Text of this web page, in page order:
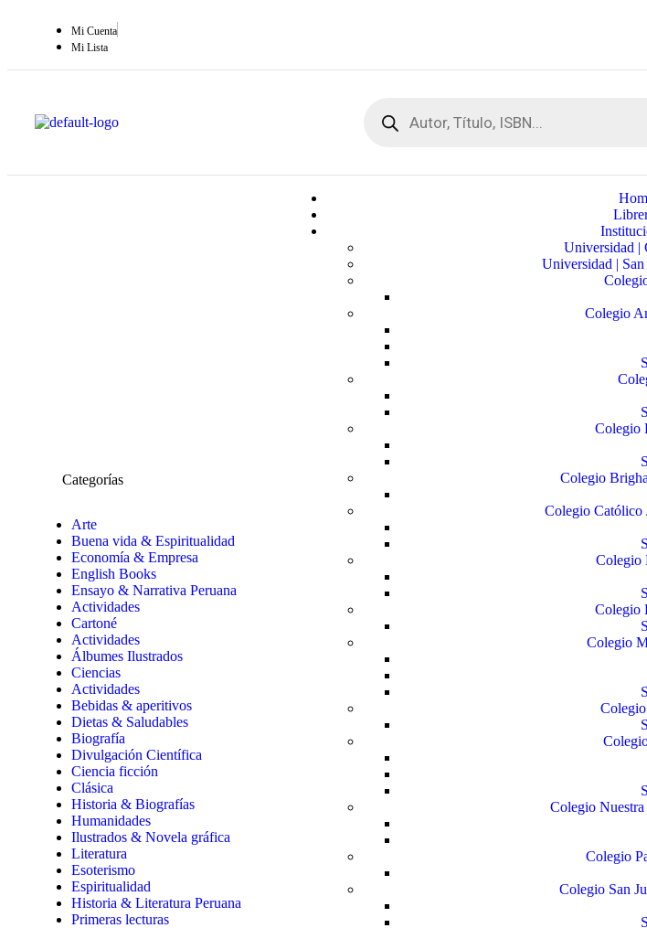
Mi Cuenta
Mi Lista
Categorías
Arte
Buena vida & Espiritualidad
Economía & Empresa
English Books
Ensayo & Narrativa Peruana
Actividades
Cartoné
Actividades
Álbumes Ilustrados
Ciencias
Actividades
Bebidas & aperitivos
Dietas & Saludables
Biografía
Divulgación Científica
Ciencia ficción
Clásica
Historia & Biografías
Humanidades
Ilustrados & Novela gráfica
Literatura
Esoterismo
Espiritualidad
Historia & Literatura Peruana
Primeras lecturas
Universidad |
Universidad |
Colegio
Colegio
Colegio
Colegio Católico
Colegio
Colegio
Colegio
Colegio Nuestra
Colegio
Colegio San